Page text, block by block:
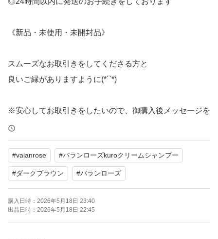
《新品・未使用・未開封品》
スムーズなお取引きをしてくださる方と
良いご縁がありますように(*´`*)
※安心してお取引きをしたいので、御購入後メッセージを
お願いします
◎カタログご入用の方は、メッセージ欄で仰ってください
ね
バランローズ KUROクリームシャンプー ダークブラウ
#valanrose #バランローズkuroクリームシャンプー
#ダークブラウン #バランローズ
購入日時： 2026年5月18日 23:40
出品日時： 2026年5月18日 22:45